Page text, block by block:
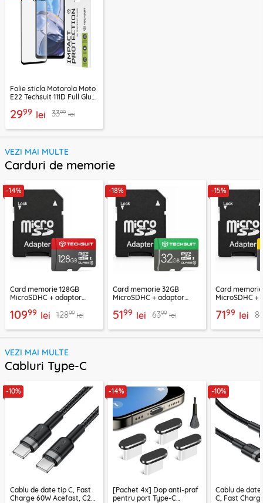
Folie sticla Motorola Moto
E22 Techsuit 111D Full Glue
2999 lei 3399 lei
VEZI MAI MULTE
Carduri de memorie
-14%
Card memorie 128GB
MicroSDHC + adaptor
10999 lei 12899 lei
-18%
Card memorie 32GB
MicroSDHC + adaptor
5199 lei 6399 lei
-15%
Card
MicroSDHC +
7199 lei
VEZI MAI MULTE
Cabluri Type-C
-10%
Cablu de date tip C, Fast
Charge 60W Acefast, C22-
-14%
[Pachet 4x] Dop anti-praf
pentru port Type-C
-10%
Cablu de date
C, Fast